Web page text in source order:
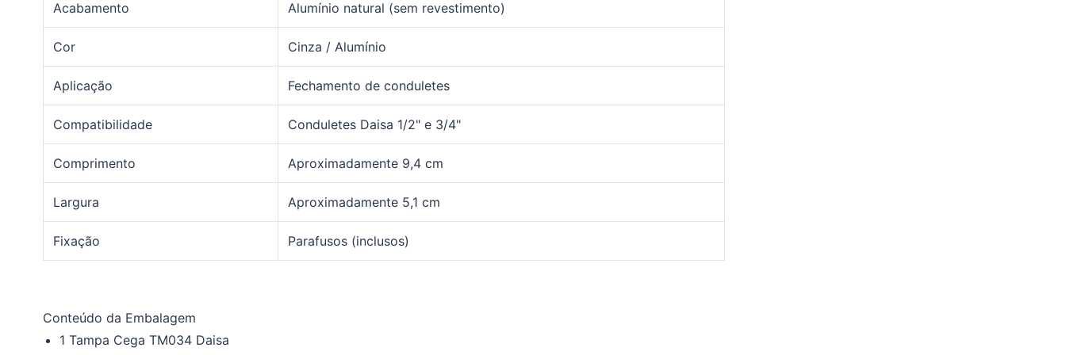
Acabamento Alumínio natural (sem revestimento)
Cor Cinza / Alumínio
Aplicação Fechamento de conduletes
Compatibilidade Conduletes Daisa 1/2" e 3/4"
Comprimento Aproximadamente 9,4 cm
Largura Aproximadamente 5,1 cm
Fixação Parafusos (inclusos)
Conteúdo da Embalagem
1 Tampa Cega TM034 Daisa